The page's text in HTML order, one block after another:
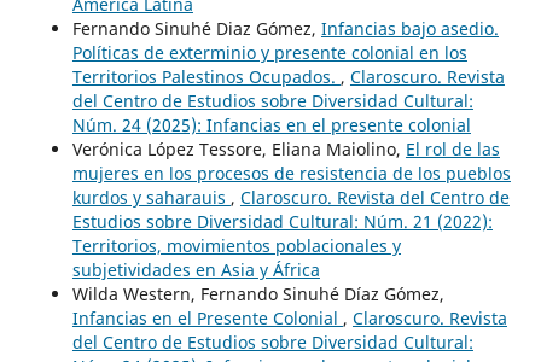
Fernando Sinuhé Diaz Gómez, Infancias bajo asedio.
Políticas de exterminio y presente colonial en los
Territorios Palestinos Ocupados. , Claroscuro. Revista
del Centro de Estudios sobre Diversidad Cultural:
Núm. 24 (2025): Infancias en el presente colonial
Verónica López Tessore, Eliana Maiolino, El rol de las
mujeres en los procesos de resistencia de los pueblos
kurdos y saharauis , Claroscuro. Revista del Centro de
Estudios sobre Diversidad Cultural: Núm. 21 (2022):
Territorios, movimientos poblacionales y
subjetividades en Asia y África
Wilda Western, Fernando Sinuhé Díaz Gómez,
Infancias en el Presente Colonial , Claroscuro. Revista
del Centro de Estudios sobre Diversidad Cultural: